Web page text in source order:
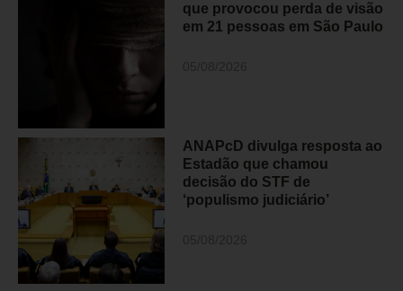
que provocou perda de visão
em 21 pessoas em São Paulo
ANAPcD divulga resposta ao
Estadão que chamou
decisão do STF de
‘populismo judiciário’